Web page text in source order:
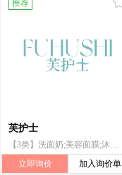
推荐
芙护士
【3类】洗面奶;美容面膜;沐浴乳;香精油;化妆品;清洁制剂;香皂;牙膏;香水;口红
立即询价
加入询价单